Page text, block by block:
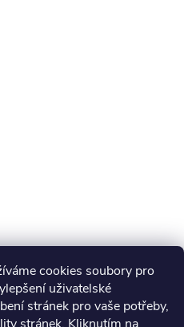
cookies soubory pro
uživatelské
stránek pro vaše potřeby,